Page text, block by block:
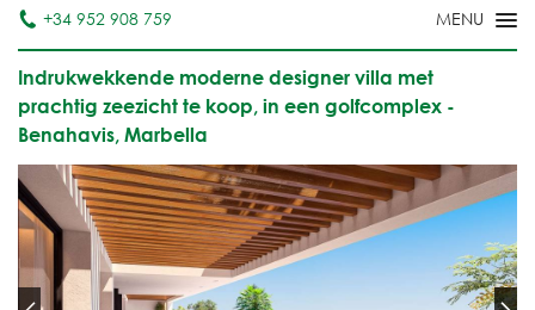
+34 952 908 759
Indrukwekkende moderne designer villa met
prachtig zeezicht te koop, in een golfcomplex -
Benahavis, Marbella